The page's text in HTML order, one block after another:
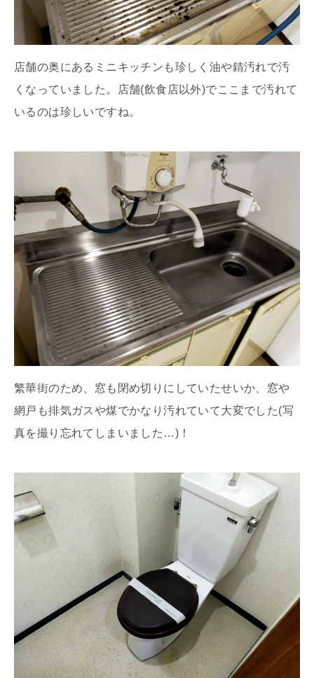
店舗の奥にあるミニキッチンも珍しく油や錆汚れで汚
くなっていました。店舗(飲食店以外)でここまで汚れて
いるのは珍しいですね。
繁華街のため、窓も閉め切りにしていたせいか、窓や
網戸も排気ガスや煤でかなり汚れていて大変でした(写
真を撮り忘れてしまいました…)！